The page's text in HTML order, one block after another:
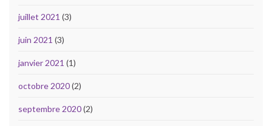
juillet 2021 (3)
juin 2021 (3)
janvier 2021 (1)
octobre 2020(2)
septembre 2020(2)